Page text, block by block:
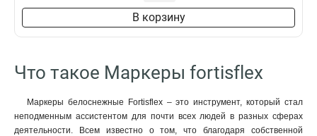
В корзину
Что такое Маркеры fortisflex
Маркеры белоснежные Fortisflex – это инструмент, который стал
неподменным ассистентом для почти всех людей в разных сферах
деятельности. Всем известно о том, что благодаря собственной